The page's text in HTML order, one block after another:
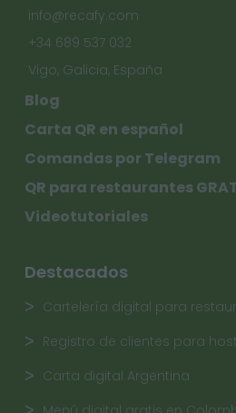
info@recafy.com
+34 689 537 032
Vigo, Galicia, España
Blog
Carta QR en español
Comandas por Telegram
QR para restaurantes
Videotutoriales
Destacados
Cartelería digital para
Registro de clientes para
Carta digital Argentina